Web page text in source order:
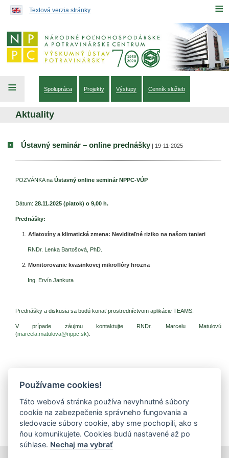
≡
Textová verzia stránky
≡ Spolupráca Projekty Výstupy Cenník služieb
Aktuality
Ústavný seminár – online prednášky | 19-11-2025
POZVÁNKA na Ústavný online seminár NPPC-VÚP
Dátum: 28.11.2025 (piatok) o 9,00 h.
Prednášky:
Aflatoxíny a klimatická zmena: Neviditeľné riziko na našom tanieri
RNDr. Lenka Bartošová, PhD.
Monitorovanie kvasinkovej mikroflóry hrozna
Ing. Ervín Jankura
Prednášky a diskusia sa budú konať prostredníctvom aplikácie TEAMS.
V prípade záujmu kontaktujte RNDr. Marcelu Matulovú
(marcela.matulova@nppc.sk).
Prílohy (dokumenty na stiahnutie)
pozvánka (pdf, 226.09 Kb, 111x)
Plán ÚS 2025 (pdf, 243.32 Kb, 100x)
Používame cookies!
Táto webová stránka používa nevyhnutné súbory
cookie na zabezpečenie správneho fungovania a
sledovacie súbory cookie, aby sme pochopili, ako s
ňou komunikujete. Cookies budú nastavené až po
súhlase. Nechaj ma vybrať